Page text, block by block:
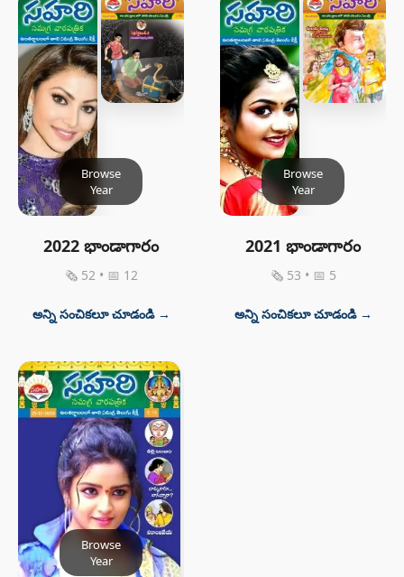
Browse
Year
2022 భాండాగారం
🗞 52 • 📅 12
అన్ని సంచికలూ చూడండి →
Browse
Year
2021 భాండాగారం
🗞 53 • 📅 5
అన్ని సంచికలూ చూడండి →
Browse
Year